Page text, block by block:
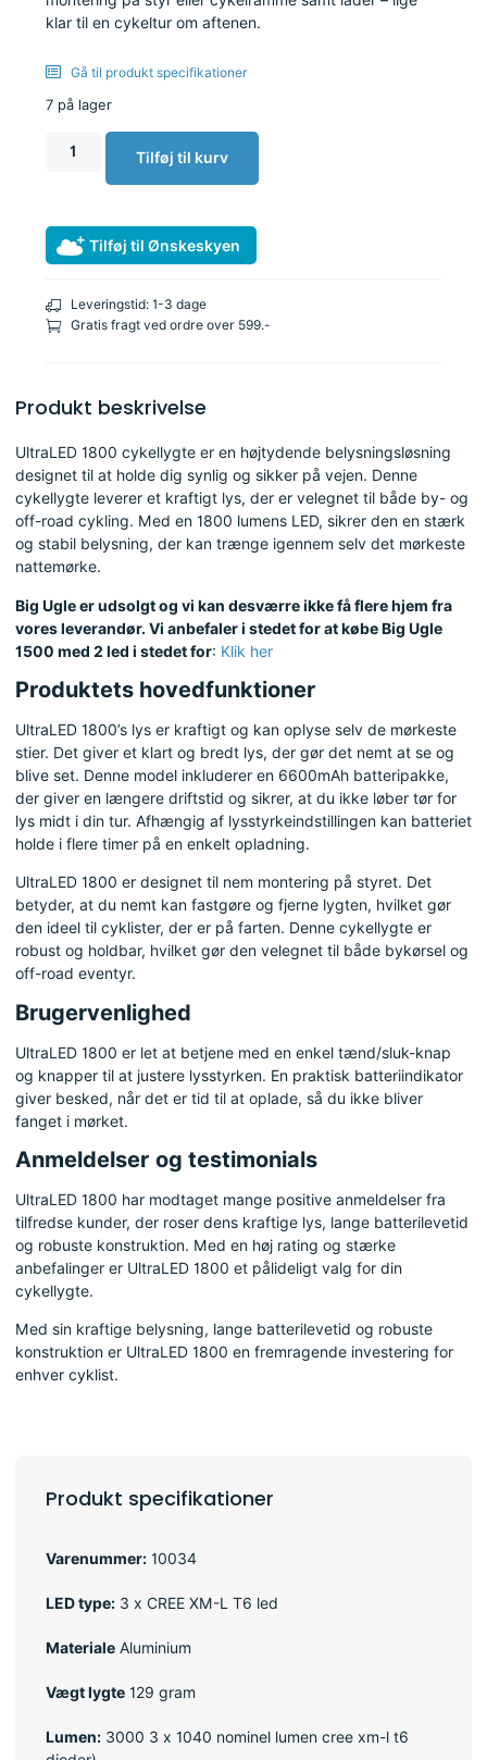
klar til en cykeltur om aftenen.
Gå til produkt specifikationer
7 på lager
Tilføj til kurv
Tilføj til Ønskeskyen
Leveringstid: 1-3 dage
Gratis fragt ved ordre over 599.-
Produkt beskrivelse
UltraLED 1800 cykellygte er en højtydende belysningsløsning
designet til at holde dig synlig og sikker på vejen. Denne
cykellygte leverer et kraftigt lys, der er velegnet til både by- og
off-road cykling. Med en 1800 lumens LED, sikrer den en stærk
og stabil belysning, der kan trænge igennem selv det mørkeste
nattemørke.
Big Ugle er udsolgt og vi kan desværre ikke få flere hjem fra
vores leverandør. Vi anbefaler i stedet for at købe Big Ugle
1500 med 2 led i stedet for: Klik her
Produktets hovedfunktioner
UltraLED 1800’s lys er kraftigt og kan oplyse selv de mørkeste
stier. Det giver et klart og bredt lys, der gør det nemt at se og
blive set. Denne model inkluderer en 6600mAh batteripakke,
der giver en længere driftstid og sikrer, at du ikke løber tør for
lys midt i din tur. Afhængig af lysstyrkeindstillingen kan batteriet
holde i flere timer på en enkelt opladning.
UltraLED 1800 er designet til nem montering på styret. Det
betyder, at du nemt kan fastgøre og fjerne lygten, hvilket gør
den ideel til cyklister, der er på farten. Denne cykellygte er
robust og holdbar, hvilket gør den velegnet til både bykørsel og
off-road eventyr.
Brugervenlighed
UltraLED 1800 er let at betjene med en enkel tænd/sluk-knap
og knapper til at justere lysstyrken. En praktisk batteriindikator
giver besked, når det er tid til at oplade, så du ikke bliver
fanget i mørket.
Anmeldelser og testimonials
UltraLED 1800 har modtaget mange positive anmeldelser fra
tilfredse kunder, der roser dens kraftige lys, lange batterilevetid
og robuste konstruktion. Med en høj rating og stærke
anbefalinger er UltraLED 1800 et pålideligt valg for din
cykellygte.
Med sin kraftige belysning, lange batterilevetid og robuste
konstruktion er UltraLED 1800 en fremragende investering for
enhver cyklist.
Produkt specifikationer
Varenummer: 10034
LED type: 3 x CREE XM-L T6 led
Materiale Aluminium
Vægt lygte 129 gram
Lumen: 3000 3 x 1040 nominel lumen cree xm-l t6